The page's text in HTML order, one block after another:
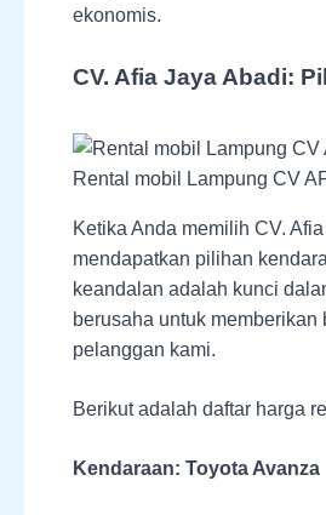
ekonomis.
CV. Afia Jaya Abadi:
Rental mobil Lampung CV
Ketika Anda memilih CV.
mendapatkan pilihan
keandalan adalah kunci
berusaha untuk
pelanggan kami.
Berikut adalah daftar harga
Kendaraan: Toyota Avanza